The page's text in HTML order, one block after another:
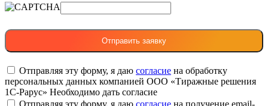
Отправляя эту форму, я даю согласие на обработку
персональных данных компанией ООО «Тиражные решения
1С-Рарус» Необходимо дать согласие